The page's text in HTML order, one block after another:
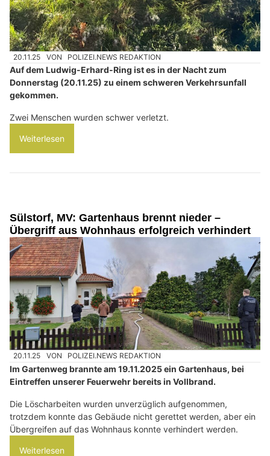
20.11.25 VON POLIZEI.NEWS REDAKTION
Auf dem Ludwig-Erhard-Ring ist es in der Nacht zum
Donnerstag (20.11.25) zu einem schweren Verkehrsunfall
gekommen.
Zwei Menschen wurden schwer verletzt.
Weiterlesen
Sülstorf, MV: Gartenhaus brennt nieder –
Übergriff aus Wohnhaus erfolgreich verhindert
20.11.25 VON POLIZEI.NEWS REDAKTION
Im Gartenweg brannte am 19.11.2025 ein Gartenhaus, bei
Eintreffen unserer Feuerwehr bereits in Vollbrand.
Die Löscharbeiten wurden unverzüglich aufgenommen,
trotzdem konnte das Gebäude nicht gerettet werden, aber ein
Übergreifen auf das Wohnhaus konnte verhindert werden.
Weiterlesen